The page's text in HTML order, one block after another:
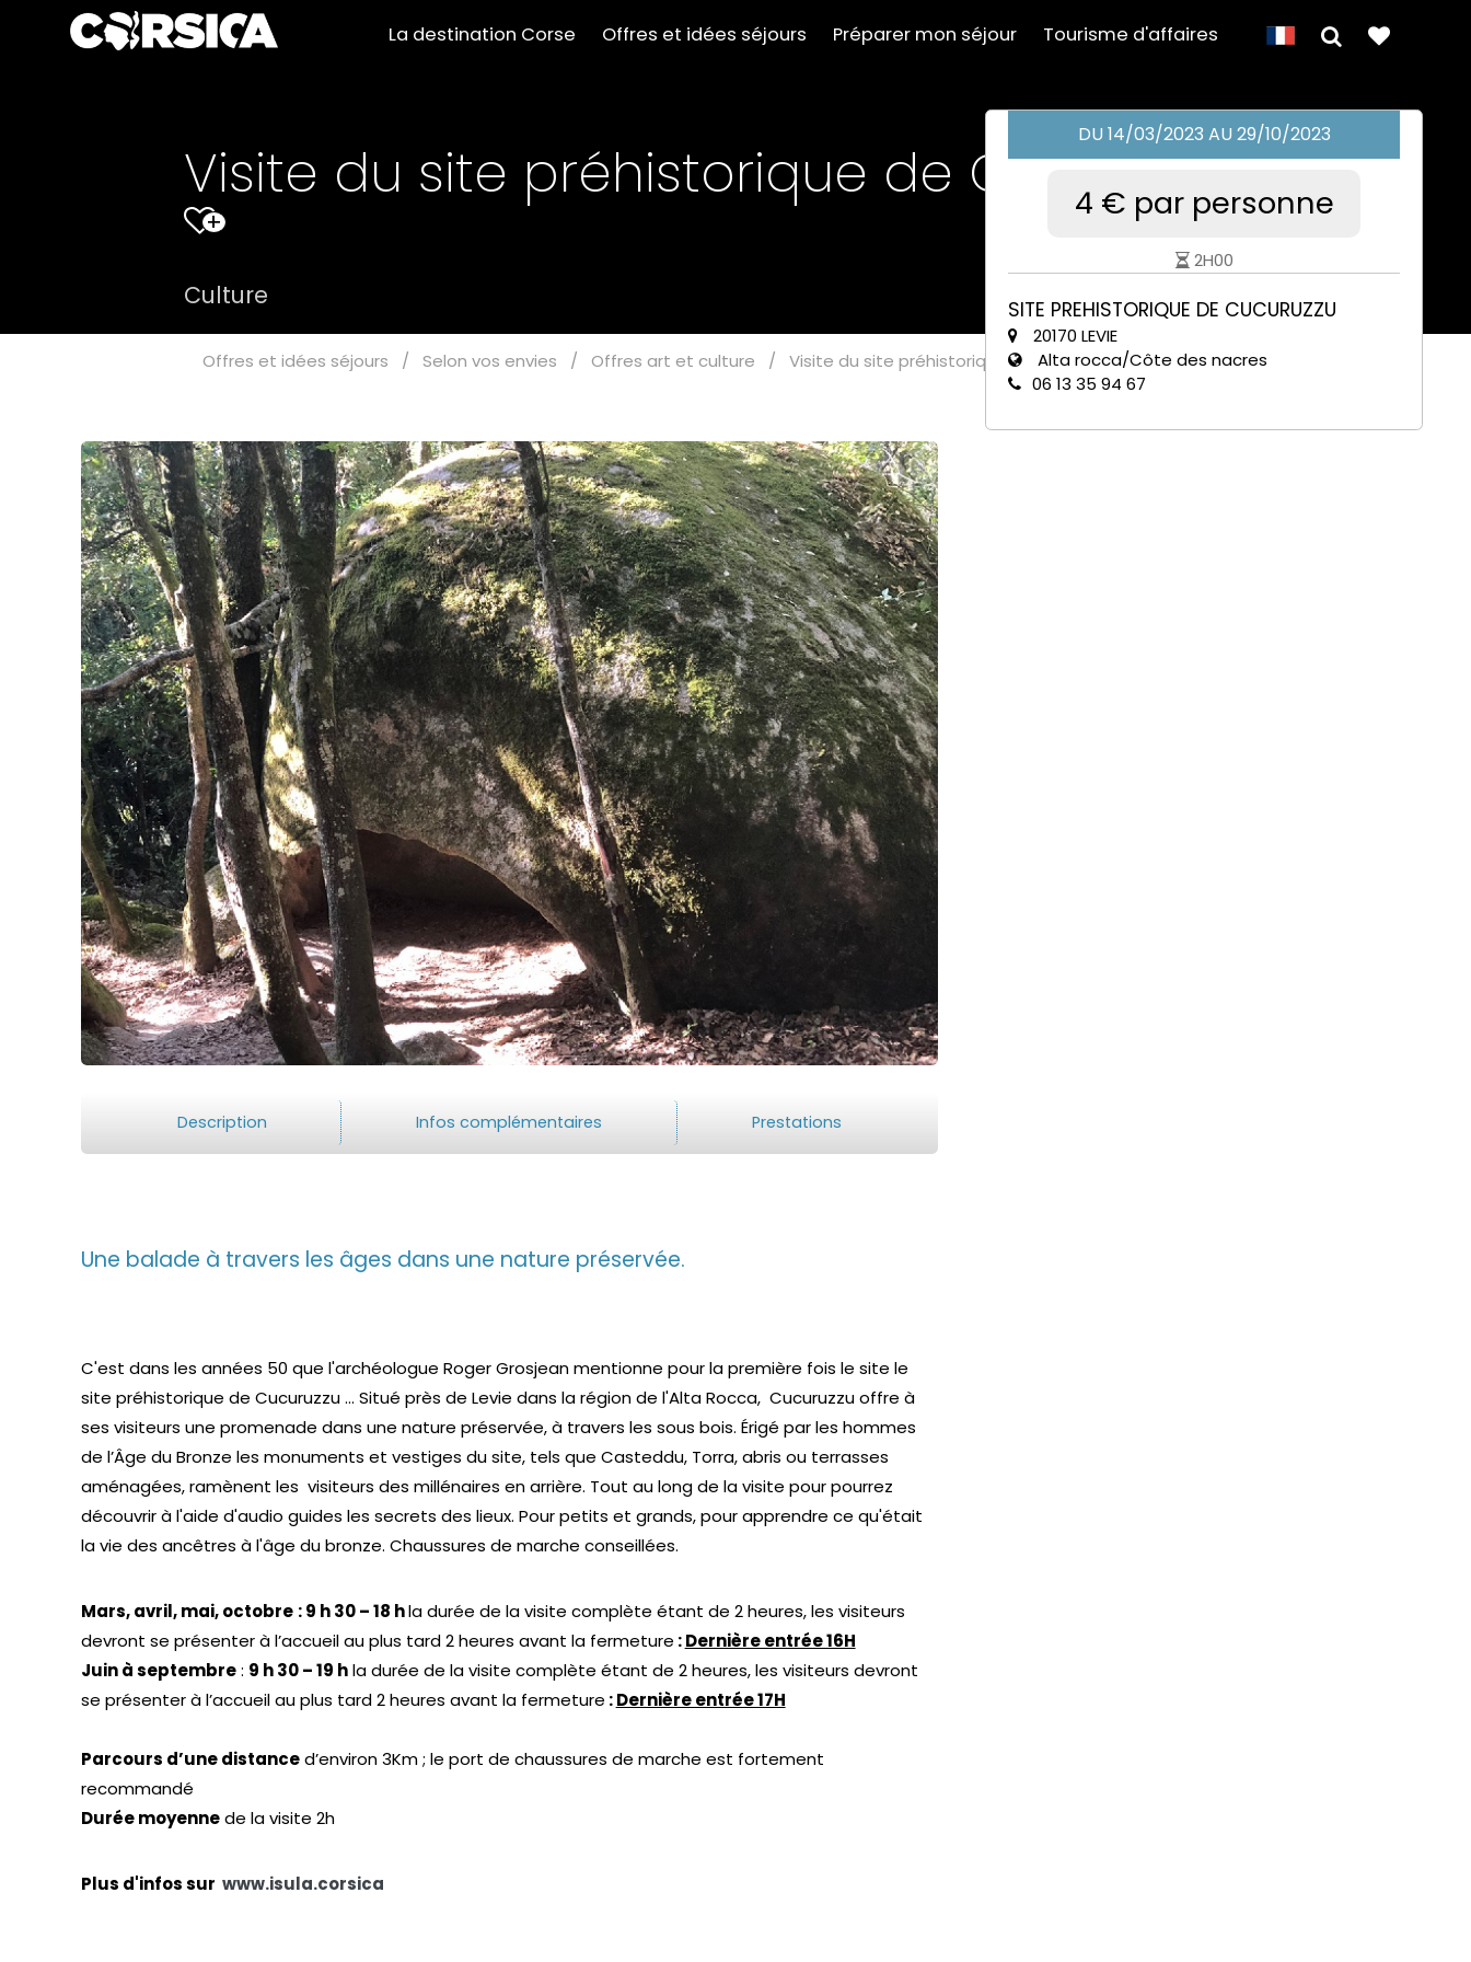
La destination Corse Offres et idées séjours Préparer mon séjour Tourisme d'affaires
Visite du site préhistorique de Cucuruzzu
+
Culture
Offres et idées séjours / Selon vos envies / Offres art et culture / Visite du site préhistorique de Cucuruzzu
DU 14/03/2023 AU 29/10/2023
4 € par personne
2H00
SITE PREHISTORIQUE DE CUCURUZZU
20170 LEVIE
Alta rocca/Côte des nacres
06 13 35 94 67
Description Infos complémentaires Prestations
Une balade à travers les âges dans une nature préservée.
C'est dans les années 50 que l'archéologue Roger Grosjean mentionne pour la première fois le site le
site préhistorique de Cucuruzzu ... Situé près de Levie dans la région de l'Alta Rocca, Cucuruzzu offre à
ses visiteurs une promenade dans une nature préservée, à travers les sous bois. Érigé par les hommes
de l’Âge du Bronze les monuments et vestiges du site, tels que Casteddu, Torra, abris ou terrasses
aménagées, ramènent les visiteurs des millénaires en arrière. Tout au long de la visite pour pourrez
découvrir à l'aide d'audio guides les secrets des lieux. Pour petits et grands, pour apprendre ce qu'était
la vie des ancêtres à l'âge du bronze. Chaussures de marche conseillées.
Mars, avril, mai, octobre : 9 h 30 – 18 hla durée de la visite complète étant de 2 heures, les visiteurs
devront se présenter à l’accueil au plus tard 2 heures avant la fermeture :Dernière entrée 16H
Juin à septembre: 9 h 30 – 19 hla durée de la visite complète étant de 2 heures, les visiteurs devront
se présenter à l’accueil au plus tard 2 heures avant la fermeture :Dernière entrée 17H
Parcours d’une distanced’environ 3Km ; le port de chaussures de marche est fortement
recommandé
Durée moyennede la visite 2h
Plus d'infos sur www.isula.corsica